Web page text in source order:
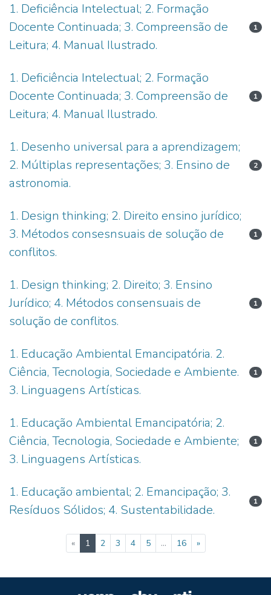
1. Deficiência Intelectual; 2. Formação
Docente Continuada; 3. Compreensão de
Leitura; 4. Manual Ilustrado.
1
1. Deficiência Intelectual; 2. Formação
Docente Continuada; 3. Compreensão de
Leitura; 4. Manual Ilustrado.
1
1. Desenho universal para a aprendizagem;
2. Múltiplas representações; 3. Ensino de
astronomia.
2
1. Design thinking; 2. Direito ensino jurídico;
3. Métodos consesnsuais de solução de
conflitos.
1
1. Design thinking; 2. Direito; 3. Ensino
Jurídico; 4. Métodos consensuais de
solução de conflitos.
1
1. Educação Ambiental Emancipatória. 2.
Ciência, Tecnologia, Sociedade e Ambiente.
3. Linguagens Artísticas.
1
1. Educação Ambiental Emancipatória; 2.
Ciência, Tecnologia, Sociedade e Ambiente;
3. Linguagens Artísticas.
1
1. Educação ambiental; 2. Emancipação; 3.
Resíduos Sólidos; 4. Sustentabilidade.
1
« 1(current)
2 3 4 5 ... 16 »